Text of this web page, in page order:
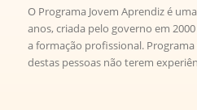
O Programa Jovem Aprendiz é
anos, criada pelo governo em
a formação profissional.
destas pessoas não terem